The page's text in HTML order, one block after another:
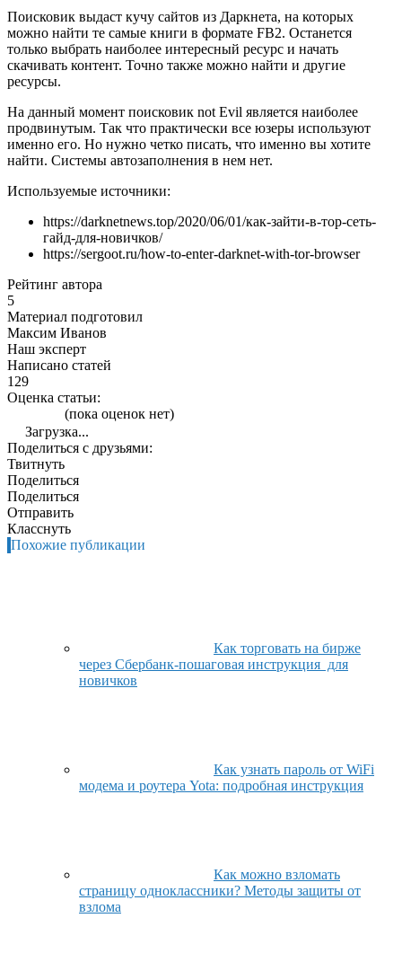
Поисковик выдаст кучу сайтов из Даркнета, на которых
можно найти те самые книги в формате FB2. Останется
только выбрать наиболее интересный ресурс и начать
скачивать контент. Точно также можно найти и другие
ресурсы.
На данный момент поисковик not Evil является наиболее
продвинутым. Так что практически все юзеры используют
именно его. Но нужно четко писать, что именно вы хотите
найти. Системы автозаполнения в нем нет.
Используемые источники:
https://darknetnews.top/2020/06/01/как-зайти-в-тор-сеть-
гайд-для-новичков/
https://sergoot.ru/how-to-enter-darknet-with-tor-browser
Рейтинг автора
5
Материал подготовил
Максим Иванов
Наш эксперт
Написано статей
129
Оценка статьи:
(пока оценок нет)
Загрузка...
Поделиться с друзьями:
Твитнуть
Поделиться
Поделиться
Отправить
Класснуть
Похожие публикации
Как торговать на бирже
через Сбербанк-пошаговая инструкция для
новичков
Как узнать пароль от WiFi
модема и роутера Yota: подробная инструкция
Как можно взломать
страницу одноклассники? Методы защиты от
взлома